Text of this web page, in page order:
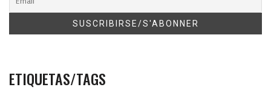
ETIQUETAS/TAGS